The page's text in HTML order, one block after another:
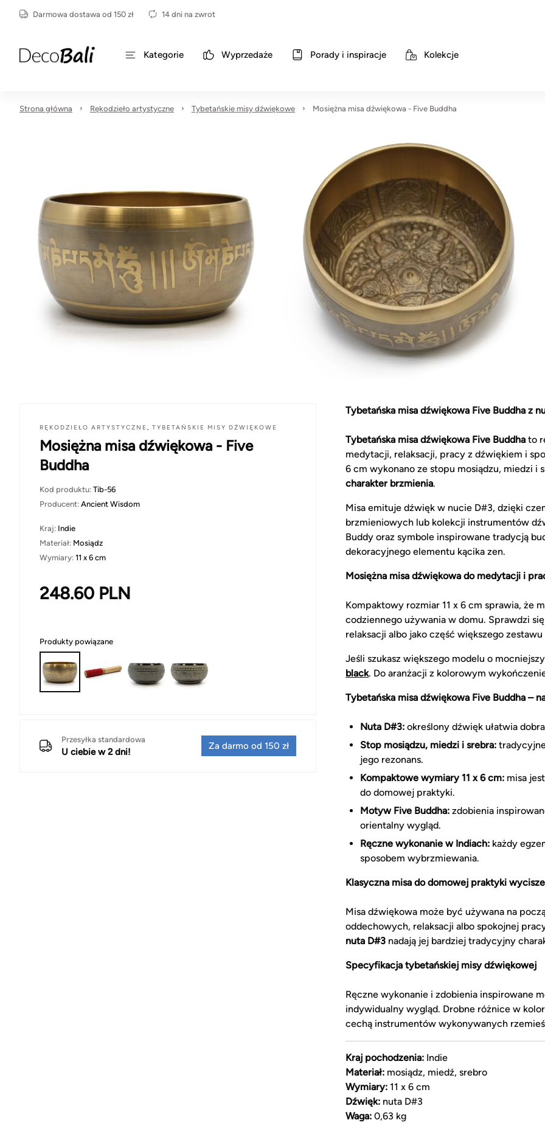
Darmowa dostawa od 150 zł 14 dni na zwrot
Kategorie Wyprzedaże Porady i inspiracje Kolekcje
Strona główna Rękodzieło artystyczne Tybetańskie misy dźwiękowe Mosiężna misa dźwiękowa - Five Buddha
RĘKODZIEŁO ARTYSTYCZNE , TYBETAŃSKIE MISY DŹWIĘKOWE
Mosiężna misa dźwiękowa - Five
Buddha
Kod produktu: Tib-56
Producent: Ancient Wisdom
Kraj: Indie
Materiał: Mosiądz
Wymiary: 11 x 6 cm
248.60 PLN
Produkty powiązane
Przesyłka standardowa
U ciebie w 2 dni!
Za darmo od 150 zł
Tybetańska misa dźwiękowa Five Buddha z
Tybetańska misa dźwiękowa Five Buddha to
medytacji, relaksacji, pracy z dźwiękiem i
6 cm wykonano ze stopu mosiądzu, miedzi i
charakter brzmienia.
Misa emituje dźwięk w nucie D#3, dzięki
brzmieniowych lub kolekcji instrumentów
Buddy oraz symbole inspirowane tradycją
dekoracyjnego elementu kącika zen.
Mosiężna misa dźwiękowa do medytacji i
Kompaktowy rozmiar 11 x 6 cm sprawia, że
codziennego używania w domu. Sprawdzi
relaksacji albo jako część większego
Jeśli szukasz większego modelu o
black. Do aranżacji z kolorowym
Tybetańska misa dźwiękowa Five Buddha –
Nuta D#3: określony dźwięk ułatwia
Stop mosiądzu, miedzi i srebra:
jego rezonans.
Kompaktowe wymiary 11 x 6 cm: misa
do domowej praktyki.
Motyw Five Buddha: zdobienia
orientalny wygląd.
Ręczne wykonanie w Indiach: każdy
sposobem wybrzmiewania.
Klasyczna misa do domowej praktyki
Misa dźwiękowa może być używana na
oddechowych, relaksacji albo spokojnej
nuta D#3 nadają jej bardziej tradycyjny
Specyfikacja tybetańskiej misy dźwiękowej
Ręczne wykonanie i zdobienia inspirowane
indywidualny wygląd. Drobne różnice w
cechą instrumentów wykonywanych
Kraj pochodzenia: Indie
Materiał: mosiądz, miedź, srebro
Wymiary: 11 x 6 cm
Dźwięk: nuta D#3
Waga: 0,63 kg